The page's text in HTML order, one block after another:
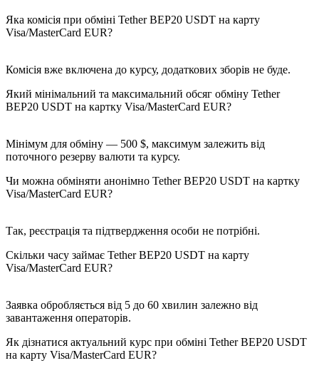
Яка комісія при обміні Tether BEP20 USDT на карту
Visa/MasterCard EUR?
Комісія вже включена до курсу, додаткових зборів не буде.
Який мінімальний та максимальний обсяг обміну Tether
BEP20 USDT на картку Visa/MasterCard EUR?
Мінімум для обміну — 500 $, максимум залежить від
поточного резерву валюти та курсу.
Чи можна обміняти анонімно Tether BEP20 USDT на картку
Visa/MasterCard EUR?
Так, реєстрація та підтвердження особи не потрібні.
Скільки часу займає Tether BEP20 USDT на карту
Visa/MasterCard EUR?
Заявка обробляється від 5 до 60 хвилин залежно від
завантаження операторів.
Як дізнатися актуальний курс при обміні Tether BEP20 USDT
на карту Visa/MasterCard EUR?